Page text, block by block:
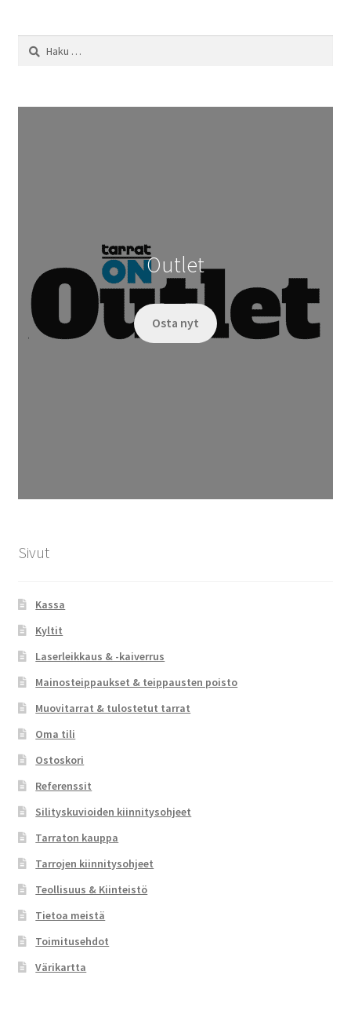
Haku:
Outlet
Osta nyt
Sivut
Kassa
Kyltit
Laserleikkaus & -kaiverrus
Mainosteippaukset & teippausten poisto
Muovitarrat & tulostetut tarrat
Oma tili
Ostoskori
Referenssit
Silityskuvioiden kiinnitysohjeet
Tarraton kauppa
Tarrojen kiinnitysohjeet
Teollisuus & Kiinteistö
Tietoa meistä
Toimitusehdot
Värikartta